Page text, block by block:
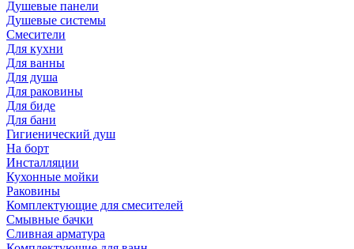
Душевые панели
Душевые системы
Смесители
Для кухни
Для ванны
Для душа
Для раковины
Для биде
Для бани
Гигиенический душ
На борт
Инсталляции
Кухонные мойки
Раковины
Комплектующие для смесителей
Смывные бачки
Сливная арматура